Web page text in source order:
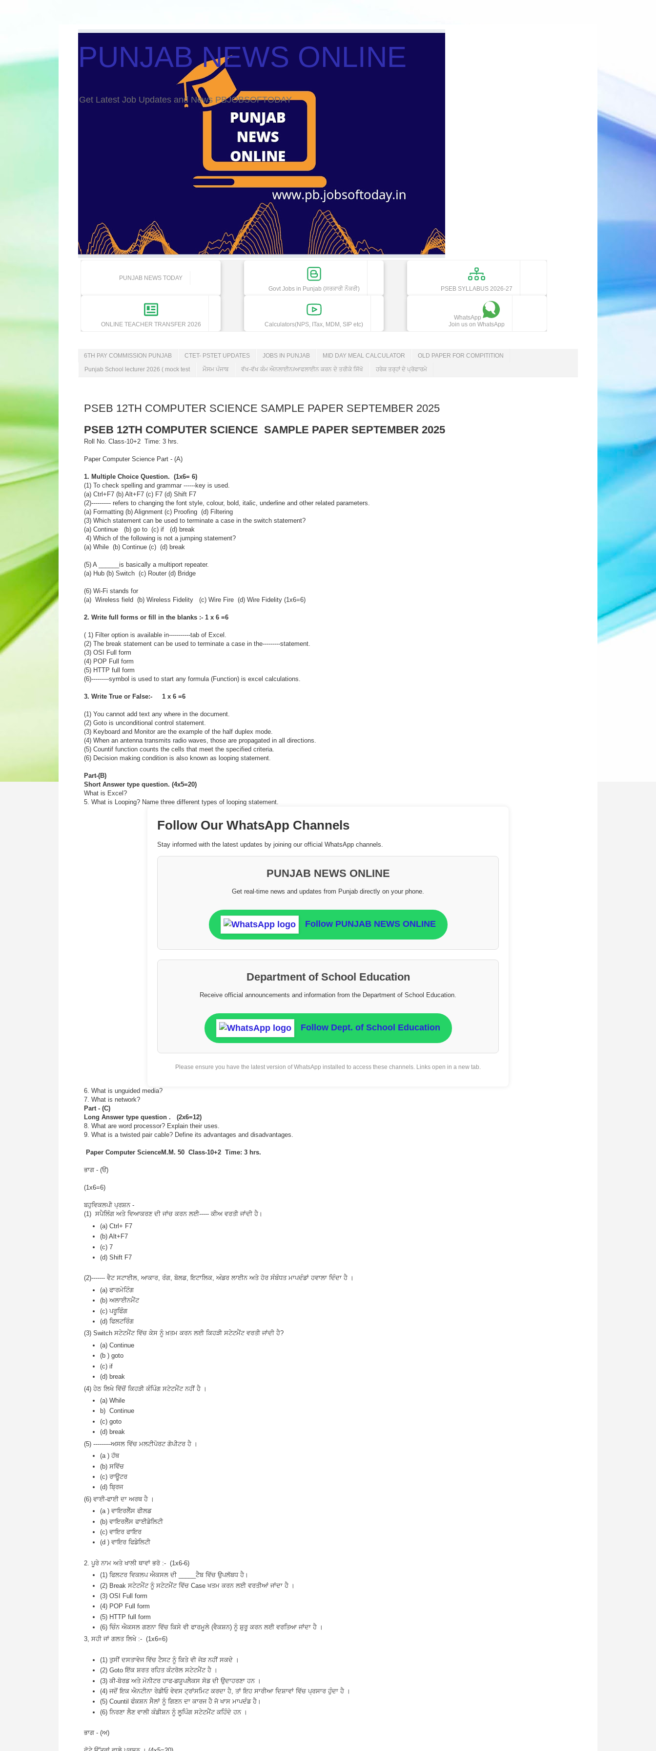
PUNJAB NEWS ONLINE
Get Latest Job Updates and News PBJOBSOFTODAY
PUNJAB NEWS TODAY
Govt Jobs in Punjab (ਸਰਕਾਰੀ ਨੌਕਰੀ)
PSEB SYLLABUS 2026-27
ONLINE TEACHER TRANSFER 2026 Calculators(NPS, ITax, MDM, SIP etc)
WhatsApp
Join us on WhatsApp
6TH PAY COMMISSION PUNJAB CTET- PSTET UPDATES JOBS IN PUNJAB MID DAY MEAL CALCULATOR OLD PAPER FOR COMPITITION
Punjab School lecturer 2026 ( mock test ਮੌਸਮ ਪੰਜਾਬ ਵੱਖ-ਵੱਖ ਕੰਮ ਔਨਲਾਈਨ/ਆਫਲਾਈਨ ਕਰਨ ਦੇ ਤਰੀਕੇ ਸਿੱਖੋ ਹਰੇਕ ਤਰ੍ਹਾਂ ਦੇ ਪ੍ਰੋਫਾਰਮੇ
PSEB 12TH COMPUTER SCIENCE SAMPLE PAPER SEPTEMBER 2025
PSEB 12TH COMPUTER SCIENCE SAMPLE PAPER SEPTEMBER 2025
Roll No. Class-10+2 Time: 3 hrs.
Paper Computer Science Part - (A)
1. Multiple Choice Question. (1x6= 6)
(1) To check spelling and grammar ------key is used.
(a) Ctrl+F7 (b) Alt+F7 (c) F7 (d) Shift F7
(2)---------- refers to changing the font style, colour, bold, italic, underline and other related parameters.
(a) Formatting (b) Alignment (c) Proofing (d) Filtering
(3) Which statement can be used to terminate a case in the switch statement?
(a) Continue (b) go to (c) if (d) break
4) Which of the following is not a jumping statement?
(a) While (b) Continue (c) (d) break
(5) A ______is basically a multiport repeater.
(a) Hub (b) Switch (c) Router (d) Bridge
(6) Wi-Fi stands for
(a) Wireless field (b) Wireless Fidelity (c) Wire Fire (d) Wire Fidelity (1x6=6)
2. Write full forms or fill in the blanks :- 1 x 6 =6
( 1) Filter option is available in-----------tab of Excel.
(2) The break statement can be used to terminate a case in the---------statement.
(3) OSI Full form
(4) POP Full form
(5) HTTP full form
(6)---------symbol is used to start any formula (Function) is excel calculations.
3. Write True or False:- 1 x 6 =6
(1) You cannot add text any where in the document.
(2) Goto is unconditional control statement.
(3) Keyboard and Monitor are the example of the half duplex mode.
(4) When an antenna transmits radio waves, those are propagated in all directions.
(5) Countif function counts the cells that meet the specified criteria.
(6) Decision making condition is also known as looping statement.
Part-(B)
Short Answer type question. (4x5=20)
What is Excel?
5. What is Looping? Name three different types of looping statement.
Follow Our WhatsApp Channels
Stay informed with the latest updates by joining our official WhatsApp channels.
PUNJAB NEWS ONLINE
Get real-time news and updates from Punjab directly on your phone.
Follow PUNJAB NEWS ONLINE
Department of School Education
Receive official announcements and information from the Department of School Education.
Follow Dept. of School Education
Please ensure you have the latest version of WhatsApp installed to access these channels. Links open in a new tab.
6. What is unguided media?
7. What is network?
Part - (C)
Long Answer type question . (2x6=12)
8. What are word processor? Explain their uses.
9. What is a twisted pair cable? Define its advantages and disadvantages.
Paper Computer ScienceM.M. 50 Class-10+2 Time: 3 hrs.
ਭਾਗ - (ੳ)
(1x6=6)
ਬਹੁਵਿਕਲਪੀ ਪ੍ਰਸ਼ਨ -
(1) ਸਪੈਲਿੰਗ ਅਤੇ ਵਿਆਕਰਣ ਦੀ ਜਾਂਚ ਕਰਨ ਲਈ----- ਕੀਅ ਵਰਤੀ ਜਾਂਦੀ ਹੈ।
(a) Ctrl+ F7
(b) Alt+F7
(c) 7
(d) Shift F7
(2)------- ਵੈਟ ਸਟਾਈਲ, ਆਕਾਰ, ਰੰਗ, ਬੋਲਡ, ਇਟਾਲਿਕ, ਅੰਡਰ ਲਾਈਨ ਅਤੇ ਹੋਰ ਸੰਬੰਧਤ ਮਾਪਦੰਡਾਂ ਹਵਾਲਾ ਦਿੰਦਾ ਹੈ ।
(a) ਫਾਰਮੇਟਿੰਗ
(b) ਅਲਾਈਨਮੈਂਟ
(c) ਪਰੂਫਿੰਗ
(d) ਫਿਲਟਰਿੰਗ
(3) Switch ਸਟੇਟਮੈਂਟ ਵਿੱਚ ਕੇਸ ਨੂੰ ਖ਼ਤਮ ਕਰਨ ਲਈ ਕਿਹੜੀ ਸਟੇਟਮੈਂਟ ਵਰਤੀ ਜਾਂਦੀ ਹੈ?
(a) Continue
(b ) goto
(c) if
(d) break
(4) ਹੇਠ ਲਿਖੇ ਵਿੱਚੋਂ ਕਿਹੜੀ ਕੰਪਿੰਗ ਸਟੇਟਮੈਂਟ ਨਹੀਂ ਹੈ ।
(a) While
b) Continue
(c) goto
(d) break
(5) ---------ਅਸਲ ਵਿੱਚ ਮਲਟੀਪੋਰਟ ਗੋਪੀਟਰ ਹੈ ।
(a ) ਹੱਥ
(b) ਸਵਿੱਚ
(c) ਰਾਊਟਰ
(d) ਬ੍ਰਿਜ
(6) ਵਾਈ-ਫਾਈ ਦਾ ਅਰਥ ਹੈ ।
(a ) ਵਾਇਰਲੈੱਸ ਫੀਲਡ
(b) ਵਾਇਰਲੈੱਸ ਫਾਈਡੇਲਿਟੀ
(c) ਵਾਇਰ ਫਾਇਰ
(d ) ਵਾਇਰ ਫਿਡੇਲਿਟੀ
2. ਪੂਰੇ ਨਾਮ ਅਤੇ ਖਾਲੀ ਥਾਵਾਂ ਭਰੋ :- (1x6-6)
(1) ਫਿਲਟਰ ਵਿਕਲਪ ਐਕਸਲ ਦੀ _____ਟੈਬ ਵਿੱਚ ਉਪਲੱਬਧ ਹੈ।
(2) Break ਸਟੇਟਮੈਂਟ ਨੂੰ ਸਟੇਟਮੈਂਟ ਵਿੱਚ Case ਖਤਮ ਕਰਨ ਲਈ ਵਰਤੀਆਂ ਜਾਂਦਾ ਹੈ ।
(3) OSI Full form
(4) POP Full form
(5) HTTP full form
(6) ਚਿੰਨ ਐਕਸਲ ਗਣਨਾ ਵਿੱਚ ਕਿਸੇ ਵੀ ਫਾਰਮੂਲੇ (ਵੈਕਸ਼ਨ) ਨੂੰ ਸ਼ੁਰੂ ਕਰਨ ਲਈ ਵਰਤਿਆ ਜਾਂਦਾ ਹੈ ।
3, ਸਹੀ ਜਾਂ ਗਲਤ ਲਿਖੇ :- (1x6=6)
(1) ਤੁਸੀਂ ਦਸਤਾਵੇਜ ਵਿੱਚ ਟੈਸਟ ਨੂੰ ਕਿਤੇ ਵੀ ਜੋੜ ਨਹੀਂ ਸਕਦੇ ।
(2) Goto ਇੱਕ ਸ਼ਰਤ ਰਹਿਤ ਕੰਟਰੋਲ ਸਟੇਟਮੈਂਟ ਹੈ ।
(3) ਕੀ-ਬੋਰਡ ਅਤੇ ਮੋਨੀਟਰ ਹਾਫ-ਡਯੂਪਲੈਕਸ ਸੋਡ ਦੀ ਉਦਾਹਰਣਾ ਹਨ ।
(4) ਜਦੋਂ ਇਕ ਐਨਟੀਨਾ ਰੇਡੀਓ ਵੇਵਸ ਟ੍ਰਾਂਸਮਿਟ ਕਰਦਾ ਹੈ, ਤਾਂ ਇਹ ਸਾਰੀਆ ਦਿਸ਼ਾਵਾਂ ਵਿੱਚ ਪ੍ਰਸਾਰ ਹੁੰਦਾ ਹੈ ।
(5) Countil ਫੰਕਸ਼ਨ ਸੈਲਾਂ ਨੂੰ ਗਿਣਨ ਦਾ ਕਾਰਜ ਹੈ ਜੋ ਖਾਸ ਮਾਪਦੰਡ ਹੈ।
(6) ਨਿਰਣਾ ਲੈਣ ਵਾਲੀ ਕੰਡੀਸ਼ਨ ਨੂੰ ਲੂਪਿੰਗ ਸਟੇਟਮੈਂਟ ਕਹਿੰਦੇ ਹਨ ।
ਭਾਗ - (ਅ)